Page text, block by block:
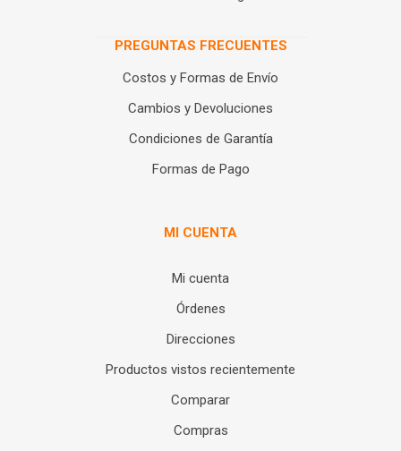
PREGUNTAS FRECUENTES
Costos y Formas de Envío
Cambios y Devoluciones
Condiciones de Garantía
Formas de Pago
MI CUENTA
Mi cuenta
Órdenes
Direcciones
Productos vistos recientemente
Comparar
Compras